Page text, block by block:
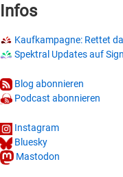
Aktivist*innen
erzählen”
–
und
Vortrag
Infos
Kaufkampagne: Rettet
Spektral Updates auf
Blog abonnieren
Podcast abonnieren
Instagram
Bluesky
Mastodon